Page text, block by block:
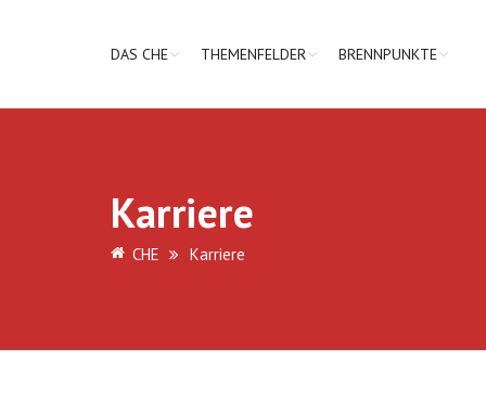
DAS CHE THEMENFELDER BRENNPUNKTE
Karriere
CHE Karriere